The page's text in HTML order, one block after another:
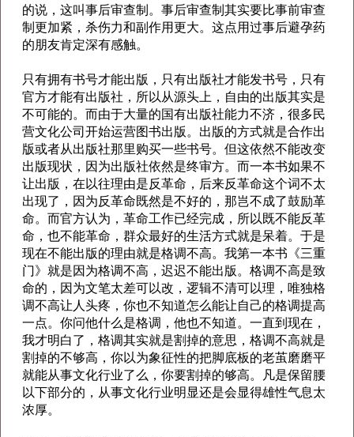
的说，这叫事后审查制。事后审查制其实要比事前审查
制更加紧，杀伤力和副作用更大。这点用过事后避孕药
的朋友肯定深有感触。
只有拥有书号才能出版，只有出版社才能发书号，只有
官方才能有出版社，所以从源头上，自由的出版其实是
不可能的。而由于大量的国有出版社能力不济，很多民
营文化公司开始运营图书出版。出版的方式就是合作出
版或者从出版社那里购买一些书号。但这依然不能改变
出版现状，因为出版社依然是终审方。而一本书如果不
让出版，在以往理由是反革命，后来反革命这个词不太
出现了，因为反革命既然是不好的，那岂不成了鼓励革
命。而官方认为，革命工作已经完成，所以既不能反革
命，也不能革命，群众最好的生活方式就是呆着。于是
现在不能出版的理由就是格调不高。我第一本书《三重
门》就是因为格调不高，迟迟不能出版。格调不高是致
命的，因为文笔太差可以改，逻辑不清可以理，唯独格
调不高让人头疼，你也不知道怎么能让自己的格调提高
一点。你问他什么是格调，他也不知道。一直到现在，
我才明白了，格调其实就是割掉的意思，格调不高就是
割掉的不够高，你以为象征性的把脚底板的老茧磨磨平
就能从事文化行业了么，你要割掉的够高。凡是保留腰
以下部分的，从事文化行业明显还是会显得雄性气息太
浓厚。